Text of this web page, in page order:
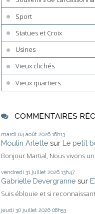
Sport
Statues et Croix
Usines
Vieux clichés
Vieux quartiers
COMMENTAIRES
mardi 04 août 2026 16h13
Moulin Arlette sur Le petit
Bonjour Martial, Nous vivons
vendredi 31 juillet 2026 13h47
Gabrielle Devergranne sur
Suis éblouie et si
jeudi 30 juillet 2026 08h53